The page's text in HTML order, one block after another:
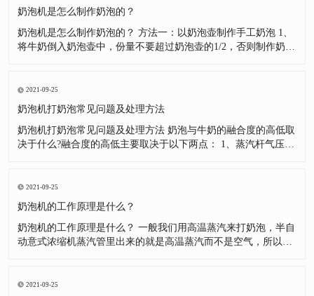
里我一定说一下
奶泡机是怎么制作奶泡的？
奶泡机是怎么制作奶泡的？ 方法一：以奶泡壶制作手工奶泡 1、
将牛奶倒入奶泡壶中，份量不要超过奶泡壶的1/2，否则制作奶泡
盖子与滤网不可以直接加热。(如制作冰奶泡则将牛奶冷却至5度
2021-09-25
奶泡机打奶泡常见问题及处理方法
奶泡机打奶泡常见问题及处理方法 奶泡与牛奶的融合度的高低取
决于什么?融合度的高低主要取决于以下两点： 1、蒸汽杆气压的
出的奶泡越细腻，则单个奶泡中所含空气越少，密度高，浮力小;
打发
2021-09-25
奶泡机的工作原理是什么？
奶泡机的工作原理是什么？ 一般我们用高温蒸汽来打奶泡，半自
动意式浓缩机蒸汽管里出来的就是高温蒸汽而不是空气，所以奶
力。牛奶里的蛋白质会黏附在气泡表面，促使其更好的悬浮在牛
2021-09-25